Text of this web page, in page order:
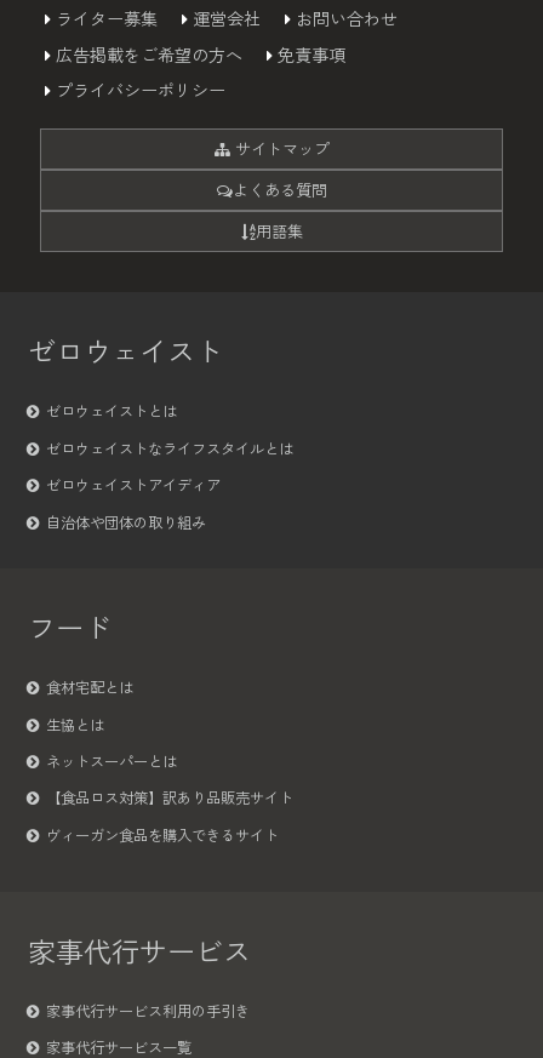
ライター募集 運営会社
お問い合わせ
広告掲載をご希望の方へ
免責事項
プライバシーポリシー
サイトマップ
よくある質問
用語集
ゼロウェイスト
ゼロウェイストとは
ゼロウェイストなライフスタイルとは
ゼロウェイストアイディア
自治体や団体の取り組み
フード
食材宅配とは
生協とは
ネットスーパーとは
【食品ロス対策】訳あり品販売サイト
ヴィーガン食品を購入できるサイト
家事代行サービス
家事代行サービス利用の手引き
家事代行サービス一覧